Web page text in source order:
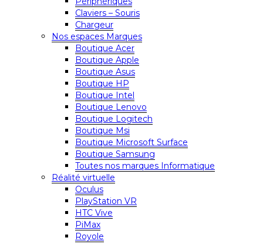
Claviers – Souris
Chargeur
Nos espaces Marques
Boutique Acer
Boutique Apple
Boutique Asus
Boutique HP
Boutique Intel
Boutique Lenovo
Boutique Logitech
Boutique Msi
Boutique Microsoft Surface
Boutique Samsung
Toutes nos marques Informatique
Réalité virtuelle
Oculus
PlayStation VR
HTC Vive
PiMax
Royole